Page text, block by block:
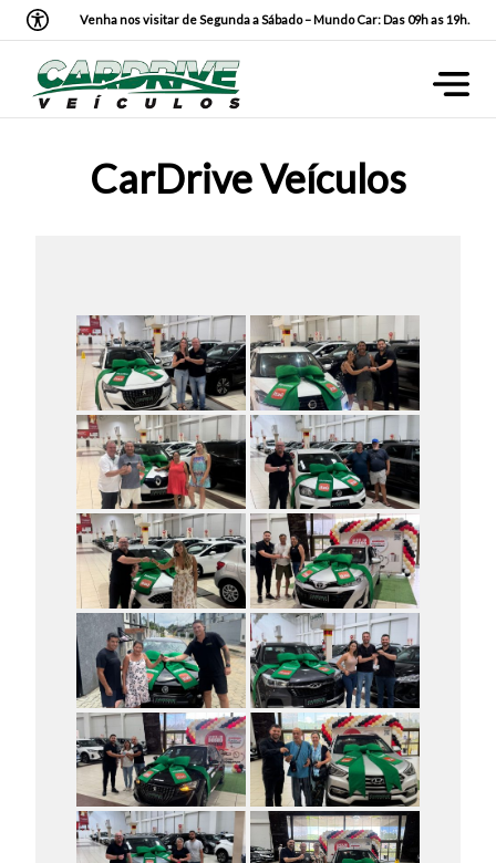
Venha nos visitar de Segunda a Sábado – Mundo Car: Das 09h as 19h.
CarDrive Veículos